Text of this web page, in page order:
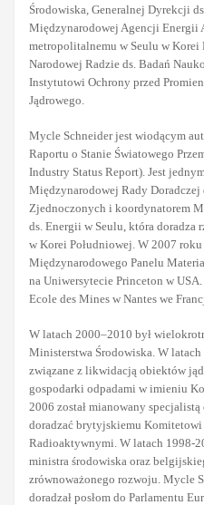
Środowiska, Generalnej Dyrekcji
Międzynarodowej Agencji Energii
metropolitalnemu w Seulu w Korei
Narodowej Radzie ds. Badań
Instytutowi Ochrony przed
Jądrowego.
Mycle Schneider jest wiodącym
Raportu o Stanie Światowego
Industry Status Report). Jest
Międzynarodowej Rady Doradczej
Zjednoczonych i koordynatorem
ds. Energii w Seulu, która doradza
w Korei Południowej. W 2007 roku
Międzynarodowego Panelu
na Uniwersytecie Princeton w
Ecole des Mines w Nantes we
W latach 2000–2010 był
Ministerstwa Środowiska. W
związane z likwidacją obiektów
gospodarki odpadami w imieniu
2006 został mianowany
doradzać brytyjskiemu Komitetowi
Radioaktywnymi. W latach 1998-
ministra środowiska oraz
zrównoważonego rozwoju. Mycle
doradzał posłom do Parlamentu